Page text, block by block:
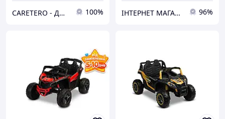
CARETERO - ДИТЯЧІ ТОВАРИ ОПТОМ ТА В РОЗДРІБ 100% ІНТЕРНЕТ МАГАЗИН ДИТЯЧИХ ТОВАРІВ AGNES SHOP 96%